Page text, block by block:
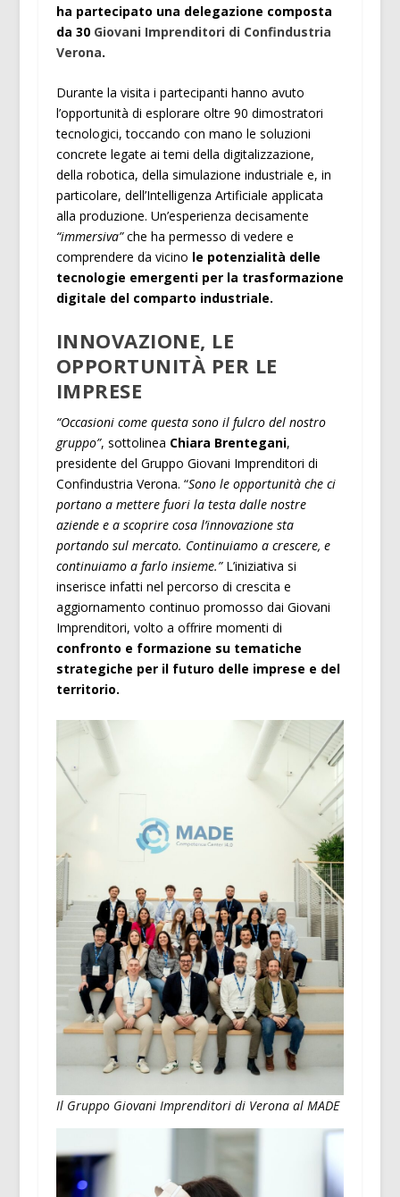
ha partecipato una delegazione composta
da 30 Giovani Imprenditori di Confindustria
Verona.
Durante la visita i partecipanti hanno avuto
l’opportunità di esplorare oltre 90 dimostratori
tecnologici, toccando con mano le soluzioni
concrete legate ai temi della digitalizzazione,
della robotica, della simulazione industriale e, in
particolare, dell’Intelligenza Artificiale applicata
alla produzione. Un’esperienza decisamente
“immersiva”che ha permesso di vedere e
comprendere da vicino le potenzialità delle
tecnologie emergenti per la trasformazione
digitale del comparto industriale.
INNOVAZIONE, LE
OPPORTUNITÀ PER LE
IMPRESE
“Occasioni come questa sono il fulcro del nostro
gruppo”, sottolinea Chiara Brentegani,
presidente del Gruppo Giovani Imprenditori di
Confindustria Verona. “Sono le opportunità che ci
portano a mettere fuori la testa dalle nostre
aziende e a scoprire cosa l’innovazione sta
portando sul mercato. Continuiamo a crescere, e
continuiamo a farlo insieme.”L’iniziativa si
inserisce infatti nel percorso di crescita e
aggiornamento continuo promosso dai Giovani
Imprenditori, volto a offrire momenti di
confronto e formazione su tematiche
strategiche per il futuro delle imprese e del
territorio.
Il Gruppo Giovani Imprenditori di Verona al MADE